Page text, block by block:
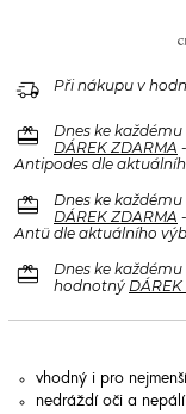
delivery_truck_speed Při nákupu v
redeem
Dnes ke
DÁREK ZDARMA
Antipodes dle
redeem
Dnes ke
DÁREK ZDARMA
Antü dle aktuálního
redeem
Dnes ke
hodnotný
vhodný i pro nejmenší
nedráždí oči a